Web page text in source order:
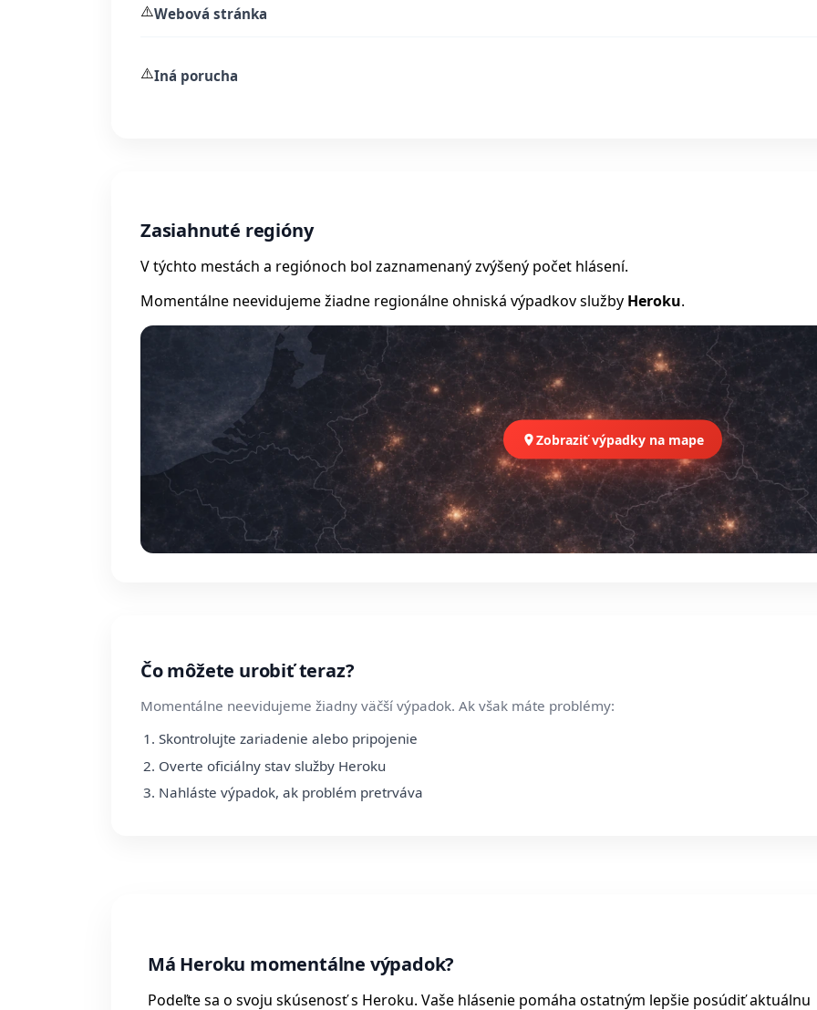
⚠️Webová stránka
⚠️Iná porucha
Zasiahnuté regióny
V týchto mestách a regiónoch bol zaznamenaný zvýšený počet hlásení.
Momentálne neevidujeme žiadne regionálne ohniská výpadkov služby Heroku.
Zobraziť výpadky na mape
Čo môžete urobiť teraz?
Momentálne neevidujeme žiadny väčší výpadok. Ak však máte problémy:
Skontrolujte zariadenie alebo pripojenie
Overte oficiálny stav služby Heroku
Nahláste výpadok, ak problém pretrváva
Má Heroku momentálne výpadok?
Podeľte sa o svoju skúsenosť s Heroku. Vaše hlásenie pomáha ostatným lepšie posúdiť aktuálnu